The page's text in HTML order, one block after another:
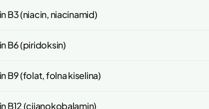
B3 (niacin, niacinamid)
B6 (piridoksin)
B9 (folat, folna kiselina)
B12 (cijanokobalamin)